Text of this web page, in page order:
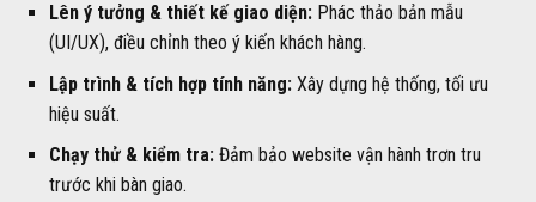
Lên ý tưởng & thiết kế giao diện:Phác thảo bản mẫu
(UI/UX), điều chỉnh theo ý kiến khách hàng.
Lập trình & tích hợp tính năng:Xây dựng hệ thống, tối ưu
hiệu suất.
Chạy thử & kiểm tra:Đảm bảo website vận hành trơn tru
trước khi bàn giao.